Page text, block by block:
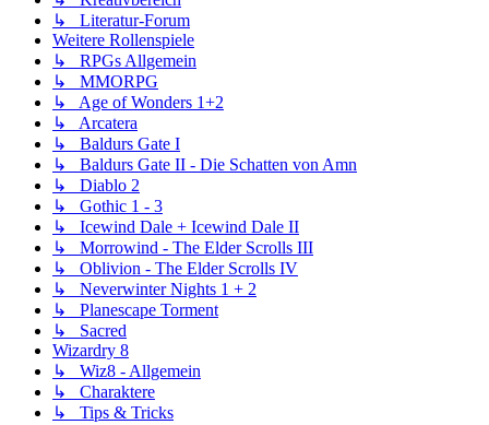
↳ Literatur-Forum
Weitere Rollenspiele
↳ RPGs Allgemein
↳ MMORPG
↳ Age of Wonders 1+2
↳ Arcatera
↳ Baldurs Gate I
↳ Baldurs Gate II - Die Schatten von Amn
↳ Diablo 2
↳ Gothic 1 - 3
↳ Icewind Dale + Icewind Dale II
↳ Morrowind - The Elder Scrolls III
↳ Oblivion - The Elder Scrolls IV
↳ Neverwinter Nights 1 + 2
↳ Planescape Torment
↳ Sacred
Wizardry 8
↳ Wiz8 - Allgemein
↳ Charaktere
↳ Tips & Tricks